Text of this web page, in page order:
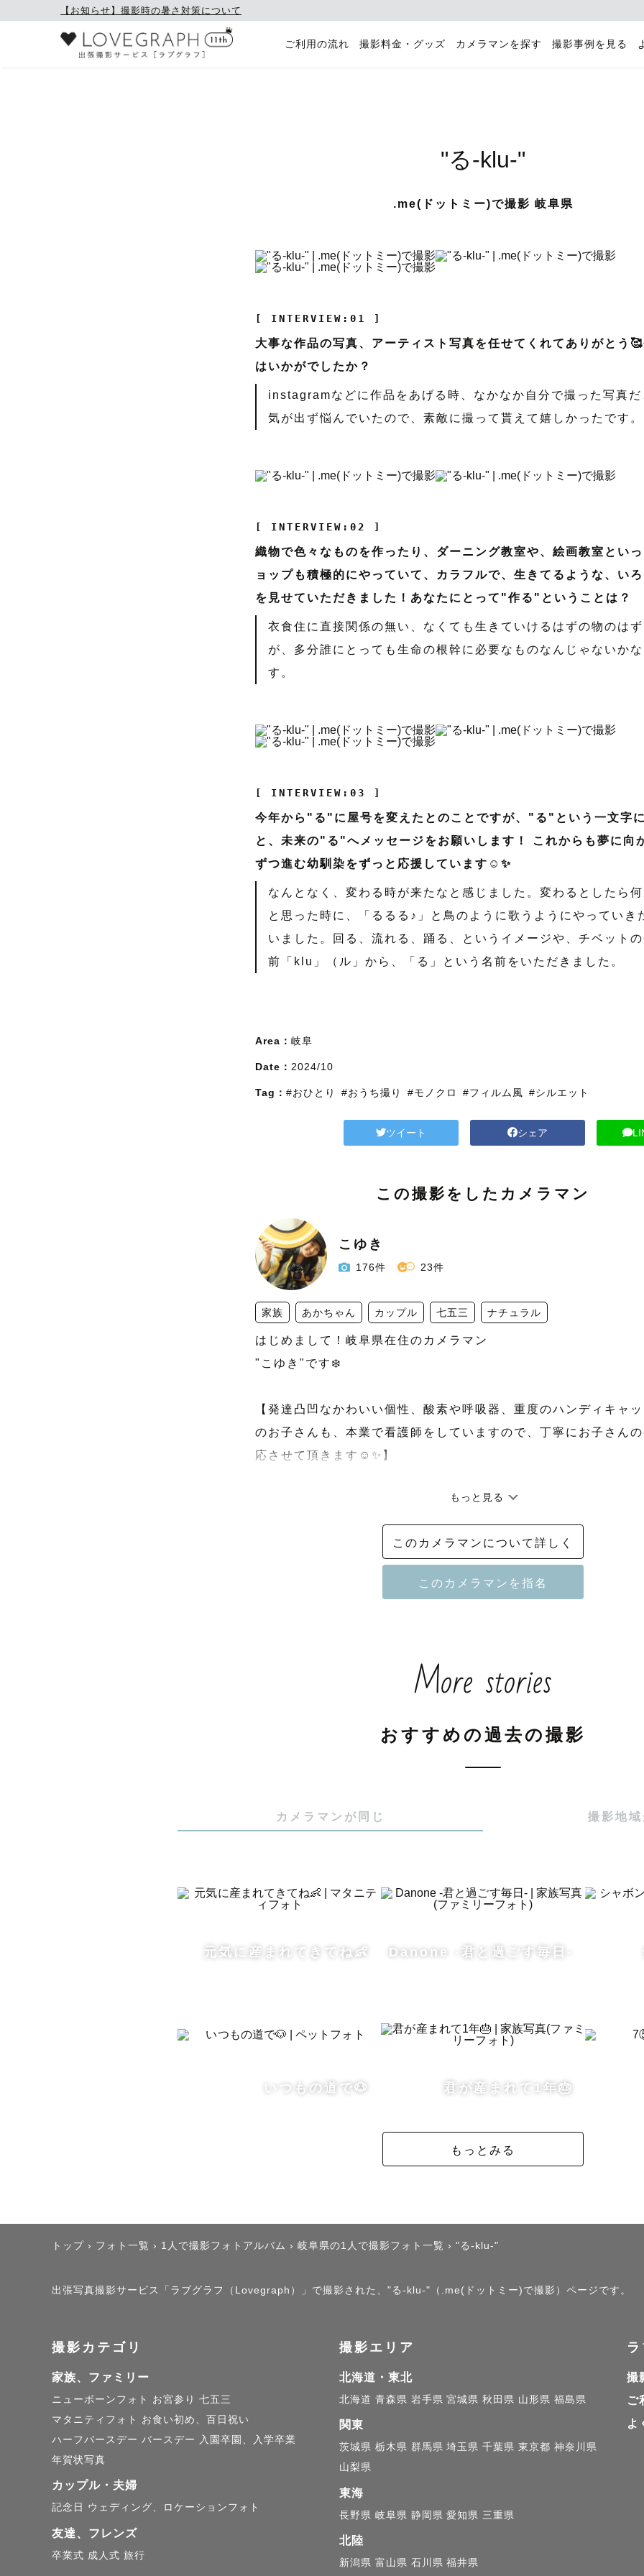
【お知らせ】撮影時の暑さ対策について
ご利用の流れ 撮影料金・グッズ カメラマンを探す 撮影事例を見る
"る-klu-"
.me(ドットミー)で撮影 岐阜県
[ INTERVIEW:01 ]
大事な作品の写真、アーティスト写真を任せてくれてありがとう
はいかがでしたか？
instagramなどに作品をあげる時、なかなか自分で撮った写真
気が出ず悩んでいたので、素敵に撮って貰えて嬉しかったです。
[ INTERVIEW:02 ]
織物で色々なものを作ったり、ダーニング教室や、絵画教室とい
ョップも積極的にやっていて、カラフルで、生きてるような、い
を見せていただきました！あなたにとって"作る"ということは？
衣食住に直接関係の無い、なくても生きていけるはずの物のは
が、多分誰にとっても生命の根幹に必要なものなんじゃないか
す。
[ INTERVIEW:03 ]
今年から"る"に屋号を変えたとのことですが、"る"という一文字
と、未来の"る"へメッセージをお願いします！ これからも夢に向
ずつ進む幼馴染をずっと応援しています☺️✨
なんとなく、変わる時が来たなと感じました。変わるとしたら
と思った時に、「るるる♪」と鳥のように歌うようにやっていき
いました。回る、流れる、踊る、というイメージや、チベット
前「klu」（ル」から、「る」という名前をいただきました。
Area： 岐阜
Date： 2024/10
Tag： #おひとり #おうち撮り #モノクロ #フィルム風 #シルエット
ツイート シェア
この撮影をしたカメラマン
こゆき
176件 23件
家族 あかちゃん カップル 七五三 ナチュラル
はじめまして！岐阜県在住のカメラマン
"こゆき"です❄️
【発達凸凹なかわいい個性、酸素や呼吸器、重度のハンディキャ
のお子さんも、本業で看護師をしていますので、丁寧にお子さん
応させて頂きます☺️✨】
🍉8月🈳あり　暑い時はお家での撮影もオススメです！
ねこちゃん、わんちゃん、鳥さん、亀さん動物大好き。
特別な時間を一緒に楽しみましょう！
おじいちゃん、おばあちゃんと
"I can speak just a little English."
お好きな方はぜひお話ししましょう🗣️
【撮影について】
"はじめてのカメラマン撮影"
緊張すると思います💦
撮影当日前の準備期間から、
一緒に考えて楽しく準備させて頂きたいと
思っています😌✨
もっと見る
このカメラマンについて詳しく
More stories
おすすめの過去の撮影
カメラマンが同じ 撮影地
元気に産まれてきてね👶 Danone -君と過ごす毎日-
いつもの道で🐶 君が産まれて1年🎂
もっとみる
トップ › フォト一覧 › 1人で撮影フォトアルバム › 岐阜県の1人で撮影フォト一覧 › "る-klu-"
出張写真撮影サービス「ラブグラフ（Lovegraph）」で撮影された、"る-klu-"（.me(ドットミー)で撮影）ページです。
撮影カテゴリ
家族、ファミリー
ニューボーンフォト お宮参り 七五三
マタニティフォト
お食い初め、百日祝い
ハーフバースデー バースデー
入園卒園、入学卒業
年賀状写真
カップル・夫婦
記念日 ウェディング、ロケーションフォト
友達、フレンズ
卒業式 成人式 旅行
撮影エリア
北海道・東北
北海道 青森県 岩手県 宮城県 秋田県 山形県 福島県
関東
茨城県 栃木県 群馬県 埼玉県 千葉県 東京都 神奈川県
山梨県
東海
長野県 岐阜県 静岡県 愛知県 三重県
北陸
新潟県 富山県 石川県 福井県
撮
ご
よ